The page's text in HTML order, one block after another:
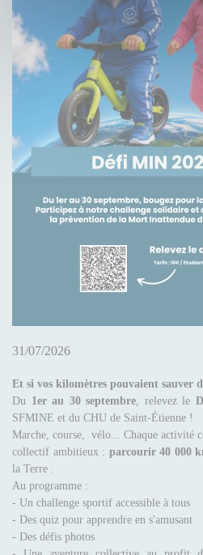
31/07/2026
Et si vos kilomètres pouvaient sauver
Du 1er au 30 septembre , relevez le
SFMINE et du CHU de Saint-Étienne !
Marche, course, vélo... Chaque activité
collectif ambitieux : parcourir 40 000
la Terre .
Au programme :
- Un challenge sportif accessible à tous
- Des quiz pour apprendre en s'amusant
- Des défis photos